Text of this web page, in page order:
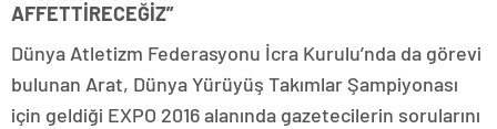
AFFETTİRECEĞİZ”
Dünya Atletizm Federasyonu İcra Kurulu’nda da görevi
bulunan Arat, Dünya Yürüyüş Takımlar Şampiyonası
için geldiği EXPO 2016 alanında gazetecilerin sorularını